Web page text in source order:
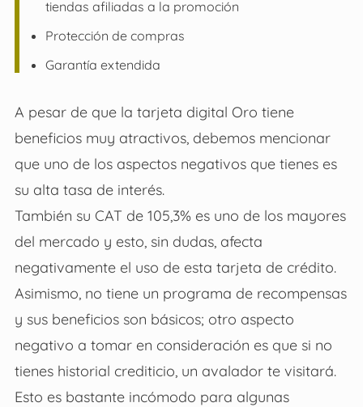
tiendas afiliadas a la promoción
Protección de compras
Garantía extendida
A pesar de que la tarjeta digital Oro tiene
beneficios muy atractivos, debemos mencionar
que uno de los aspectos negativos que tienes es
su alta tasa de interés.
También su CAT de 105,3% es uno de los mayores
del mercado y esto, sin dudas, afecta
negativamente el uso de esta tarjeta de crédito.
Asimismo, no tiene un programa de recompensas
y sus beneficios son básicos; otro aspecto
negativo a tomar en consideración es que si no
tienes historial crediticio, un avalador te visitará.
Esto es bastante incómodo para algunas